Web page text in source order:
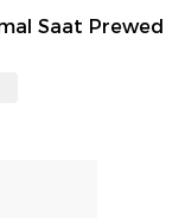
Saat Prewed